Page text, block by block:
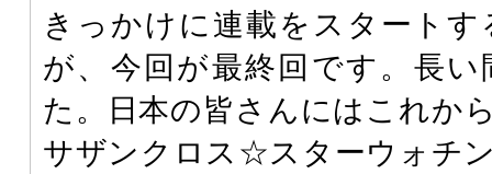
きっかけに連載をスタート
が、今回が最終回です。長
た。日本の皆さんにはこれか
サザンクロス☆スターウォチ